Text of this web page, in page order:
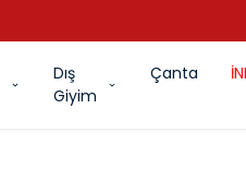
Dış
Giyim
Çanta